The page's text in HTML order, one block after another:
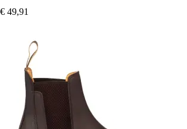
€ 49,91